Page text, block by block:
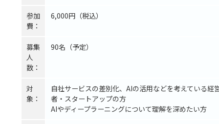
参加
費：
6,000円（税込）
募集
人
数：
90名（予定）
対
象：
自社サービスの差別化、AIの活用などを考えている経
者・スタートアップの方
AIやディープラーニングについて理解を深めたい方